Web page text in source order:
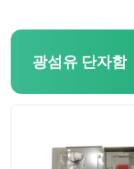
광섬유 단자함